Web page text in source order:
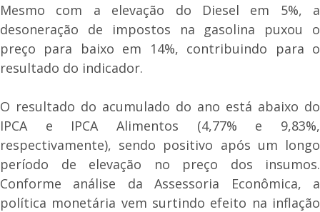
Mesmo com a elevação do Diesel em 5%, a
desoneração de impostos na gasolina puxou o
preço para baixo em 14%, contribuindo para o
resultado do indicador.
O resultado do acumulado do ano está abaixo do
IPCA e IPCA Alimentos (4,77% e 9,83%,
respectivamente), sendo positivo após um longo
período de elevação no preço dos insumos.
Conforme análise da Assessoria Econômica, a
política monetária vem surtindo efeito na inflação